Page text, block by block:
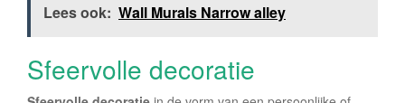
Lees ook: Wall Murals Narrow alley
Sfeervolle decoratie